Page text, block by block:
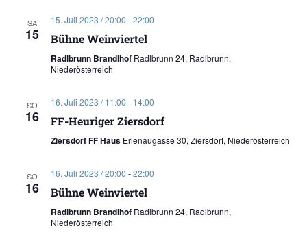
SA
15
15. Juli 2023 / 20:00 -22:00
Bühne Weinviertel
Radlbrunn Brandlhof Radlbrunn 24, Radlbrunn,
Niederösterreich
SO
16
16. Juli 2023 / 11:00 - 14:00
FF-Heuriger Ziersdorf
Ziersdorf FF Haus Erlenaugasse 30, Ziersdorf, Niederösterreich
SO
16
16. Juli 2023 / 20:00 -22:00
Bühne Weinviertel
Radlbrunn Brandlhof Radlbrunn 24, Radlbrunn,
Niederösterreich